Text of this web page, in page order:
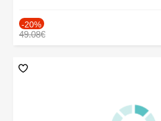
-20%
49.08€